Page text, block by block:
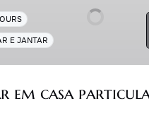
E JANTAR
em casa